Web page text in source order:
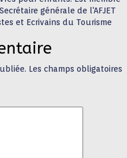
générale de l'AFJET
et Ecrivains du Tourisme
Les champs obligatoires